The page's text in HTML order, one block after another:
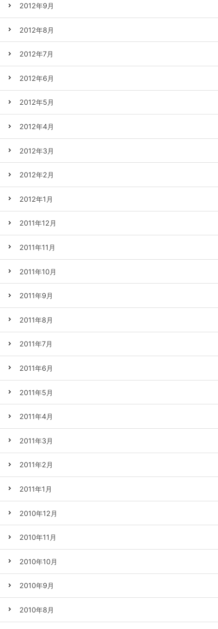
2012年9月
2012年8月
2012年7月
2012年6月
2012年5月
2012年4月
2012年3月
2012年2月
2012年1月
2011年12月
2011年11月
2011年10月
2011年9月
2011年8月
2011年7月
2011年6月
2011年5月
2011年4月
2011年3月
2011年2月
2011年1月
2010年12月
2010年11月
2010年10月
2010年9月
2010年8月